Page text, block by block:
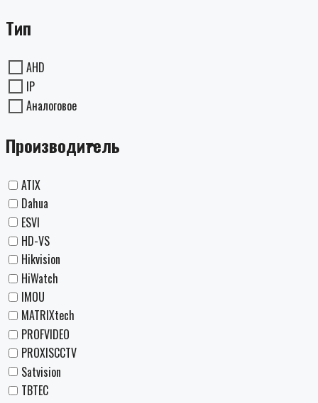
Тип
AHD
IP
Аналоговое
Производитель
ATIX
Dahua
ESVI
HD-VS
Hikvision
HiWatch
IMOU
MATRIXtech
PROFVIDEO
PROXISCCTV
Satvision
TBTEC